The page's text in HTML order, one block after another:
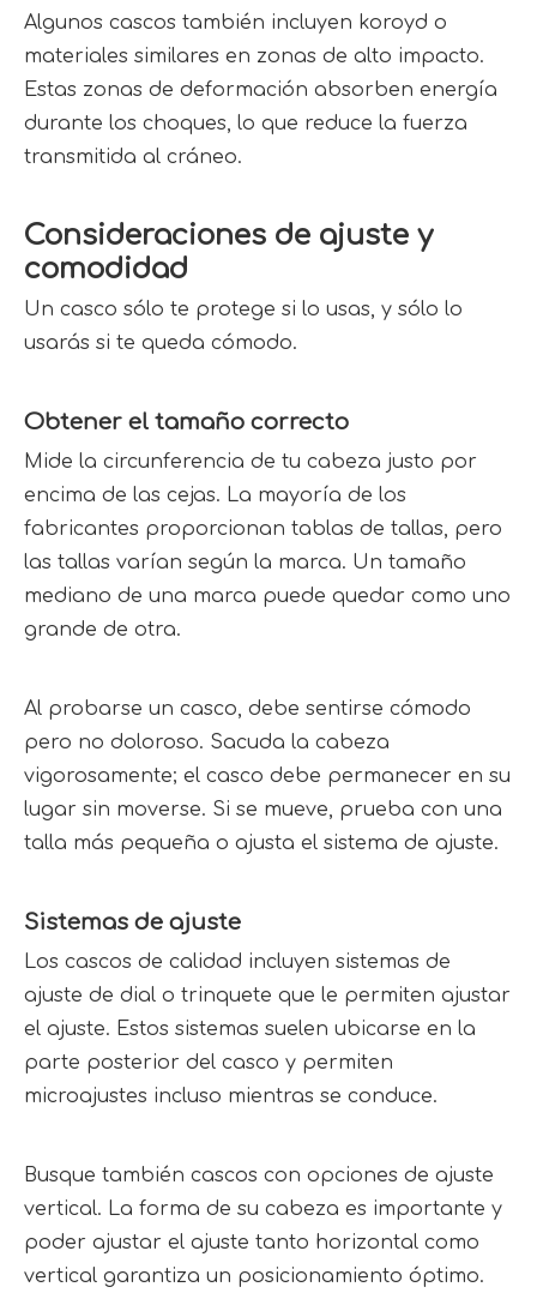
Algunos cascos también incluyen koroyd o
materiales similares en zonas de alto impacto.
Estas zonas de deformación absorben energía
durante los choques, lo que reduce la fuerza
transmitida al cráneo.
Consideraciones de ajuste y
comodidad
Un casco sólo te protege si lo usas, y sólo lo
usarás si te queda cómodo.
Obtener el tamaño correcto
Mide la circunferencia de tu cabeza justo por
encima de las cejas. La mayoría de los
fabricantes proporcionan tablas de tallas, pero
las tallas varían según la marca. Un tamaño
mediano de una marca puede quedar como uno
grande de otra.
Al probarse un casco, debe sentirse cómodo
pero no doloroso. Sacuda la cabeza
vigorosamente; el casco debe permanecer en su
lugar sin moverse. Si se mueve, prueba con una
talla más pequeña o ajusta el sistema de ajuste.
Sistemas de ajuste
Los cascos de calidad incluyen sistemas de
ajuste de dial o trinquete que le permiten ajustar
el ajuste. Estos sistemas suelen ubicarse en la
parte posterior del casco y permiten
microajustes incluso mientras se conduce.
Busque también cascos con opciones de ajuste
vertical. La forma de su cabeza es importante y
poder ajustar el ajuste tanto horizontal como
vertical garantiza un posicionamiento óptimo.